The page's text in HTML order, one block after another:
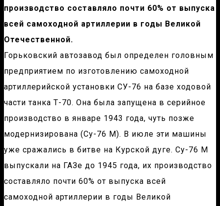
производство составляло почти 60% от выпуска
всей самоходной артиллерии в годы Великой
Отечественной.
Горьковский автозавод был определен головным
предприятием по изготовлению самоходной
артиллерийской установки СУ-76 на базе ходовой
части танка Т-70. Она была запущена в серийное
производство в январе 1943 года, чуть позже
модернизирована (Су-76 М). В июле эти машины
уже сражались в битве на Курской дуге. Су-76 М
выпускали на ГАЗе до 1945 года, их производство
составляло почти 60% от выпуска всей
самоходной артиллерии в годы Великой